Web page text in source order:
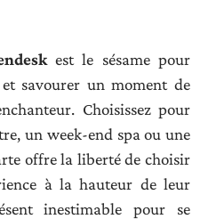
est le sésame pour
savourer un moment de
Choisissez pour
un week-end spa ou une
offre la liberté de choisir
à la hauteur de leur
inestimable pour se